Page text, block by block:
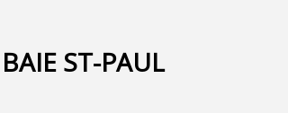
ST-PAUL